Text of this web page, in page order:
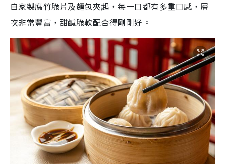
自家製腐竹脆片及麵包夾起，每一口都有多重口感，層
次非常豐富，甜鹹脆軟配合得剛剛好。